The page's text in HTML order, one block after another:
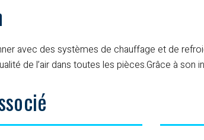
avec des systèmes de chauffage et de
de l’air dans toutes les pièces.Grâce à